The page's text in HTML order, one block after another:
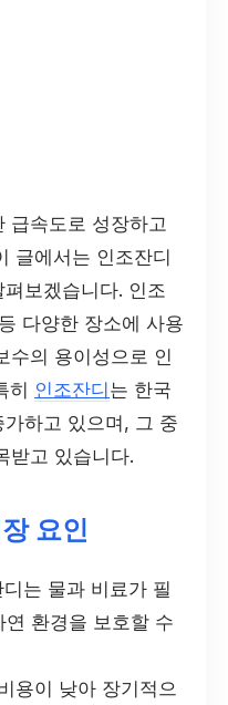
급속도로 성장하고
글에서는 인조잔디
보겠습니다. 인조
다양한 장소에 사용
수의 용이성으로 인
히 인조잔디 는 한국
하고 있으며, 그 중
받고 있습니다.
요인
디는 물과 비료가 필
환경을 보호할 수
용이 낮아 장기적으